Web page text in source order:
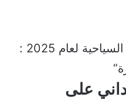
أفضل الوجهات السياحية لعام 2025 :
“
على